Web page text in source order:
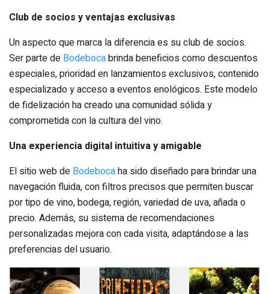
Club de socios y ventajas exclusivas
Un aspecto que marca la diferencia es su club de socios.
Ser parte de Bodebocabrinda beneficios como descuentos
especiales, prioridad en lanzamientos exclusivos, contenido
especializado y acceso a eventos enológicos. Este modelo
de fidelización ha creado una comunidad sólida y
comprometida con la cultura del vino.
Una experiencia digital intuitiva y amigable
El sitio web de Bodebocaha sido diseñado para brindar una
navegación fluida, con filtros precisos que permiten buscar
por tipo de vino, bodega, región, variedad de uva, añada o
precio. Además, su sistema de recomendaciones
personalizadas mejora con cada visita, adaptándose a las
preferencias del usuario.